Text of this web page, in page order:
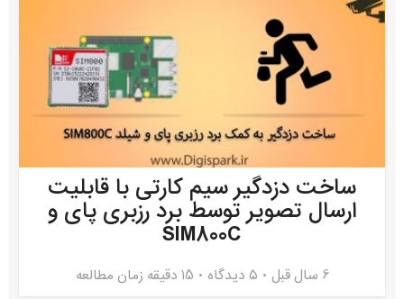
ساخت دزدگیر سیم کارتی با قابلیت
ارسال تصویر توسط برد رزبری پای و
SIM800C
6 سال قبل ۵ دیدگاه 15 دقیقه زمان مطالعه